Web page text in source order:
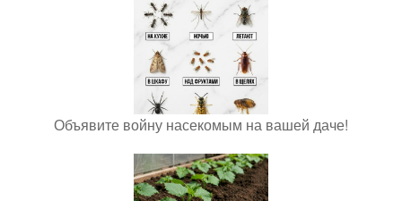
Объявите войну насекомым на вашей даче!